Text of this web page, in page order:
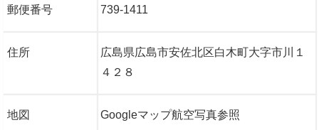
郵便番号 739-1411
住所
広島県広島市安佐北区白木町大字市川１
４２８
地図 Googleマップ航空写真参照